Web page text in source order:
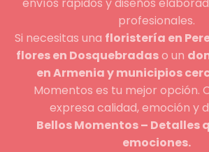
envíos rápidos y diseños
profesionales.
Si necesitas una floristería en
flores en Dosquebradaso un
en Armenia y municipios
Momentos es tu mejor opción.
expresa calidad, emoción y
Bellos Momentos – Detalles
emociones.